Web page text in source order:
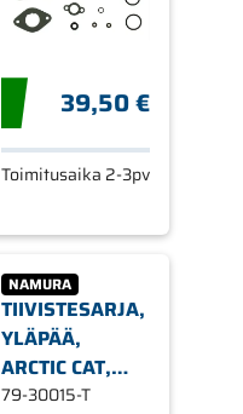
39,50 €
Toimitusaika 2-3pv
NAMURA
TIIVISTESARJA,
YLÄPÄÄ,
ARCTIC CAT,
SUZUKI
79-30015-T